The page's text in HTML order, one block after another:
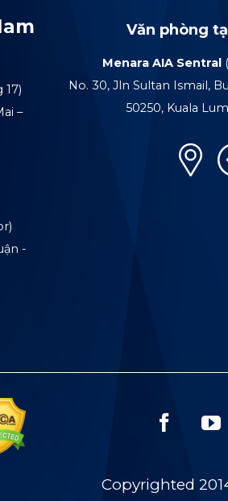
–
-
Văn phòng
Menara AIA Sentral
No. 30, Jln Sultan Ismail,
50250, Kuala
Copyrighted